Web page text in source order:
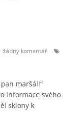
žádný komentář
maršál!“
informace svého
sklony k